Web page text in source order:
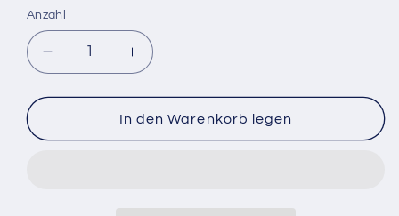
Anzahl
Verringere
die
Menge
Schweißbogen
Erhöhe
die
Menge
für
Schweißbogen
In den Warenkorb legen